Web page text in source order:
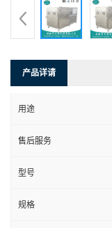
产品详请
用途
售后服务
型号
规格